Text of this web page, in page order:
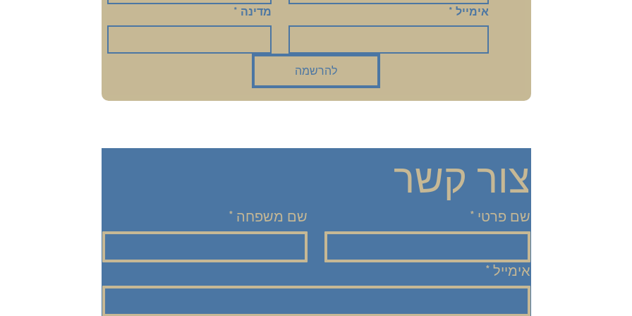
אימייל * מדינה *
להרשמה
צור קשר
שם פרטי * שם משפחה *
אימייל *